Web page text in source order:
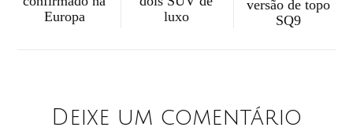
Europa
luxo
versão de topo
SQ9
Deixe um comentário